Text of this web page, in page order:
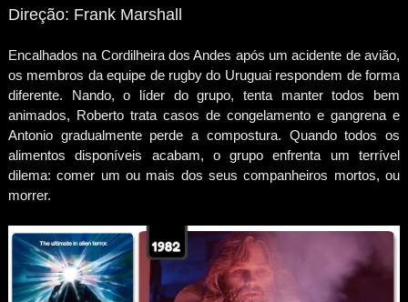
Direção: Frank Marshall
Encalhados na Cordilheira dos Andes após um acidente de avião,
os membros da equipe de rugby do Uruguai respondem de forma
diferente. Nando, o líder do grupo, tenta manter todos bem
animados, Roberto trata casos de congelamento e gangrena e
Antonio gradualmente perde a compostura. Quando todos os
alimentos disponíveis acabam, o grupo enfrenta um terrível
dilema: comer um ou mais dos seus companheiros mortos, ou
morrer.